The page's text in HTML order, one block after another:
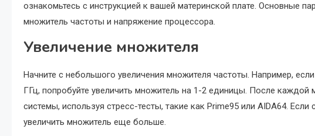
ознакомьтесь с инструкцией к вашей материнской плате. Основные
множитель частоты и напряжение процессора.
Увеличение множителя
Начните с небольшого увеличения множителя частоты. Например,
ГГц, попробуйте увеличить множитель на 1-2 единицы. После каждой
системы, используя стресс-тесты, такие как Prime95 или AIDA64.
увеличить множитель еще больше.